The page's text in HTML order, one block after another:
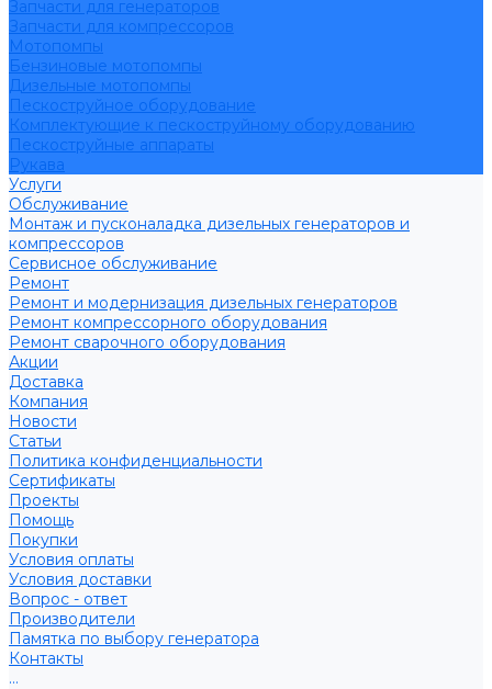
Запчасти для генераторов
Запчасти для компрессоров
Мотопомпы
Бензиновые мотопомпы
Дизельные мотопомпы
Пескоструйное оборудование
Комплектующие к пескоструйному оборудованию
Пескоструйные аппараты
Рукава
Услуги
Обслуживание
Монтаж и пусконаладка дизельных генераторов и
компрессоров
Сервисное обслуживание
Ремонт
Ремонт и модернизация дизельных генераторов
Ремонт компрессорного оборудования
Ремонт сварочного оборудования
Акции
Доставка
Компания
Новости
Статьи
Политика конфиденциальности
Сертификаты
Проекты
Помощь
Покупки
Условия оплаты
Условия доставки
Вопрос - ответ
Производители
Памятка по выбору генератора
Контакты
...